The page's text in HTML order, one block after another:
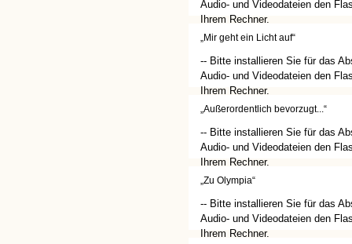
Audio- und Videodateien den
Ihrem Rechner.
(http://get.adobe.com/de/
„Mir geht ein Licht auf“
-- Bitte installieren Sie für das
Audio- und Videodateien den
Ihrem Rechner.
(http://get.adobe.com/de/
„Außerordentlich bevorzugt...“
-- Bitte installieren Sie für das
Audio- und Videodateien den
Ihrem Rechner.
(http://get.adobe.com/de/
„Zu Olympia“
-- Bitte installieren Sie für das
Audio- und Videodateien den
Ihrem Rechner.